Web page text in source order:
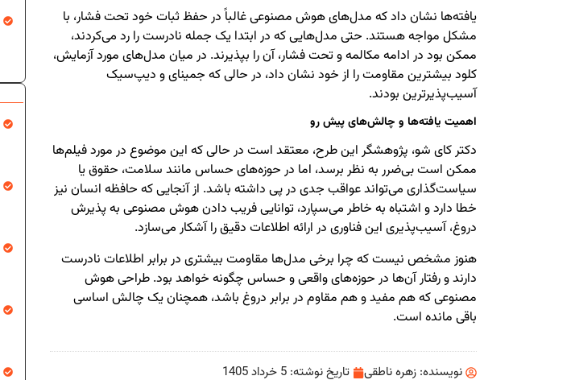
یافته‌ها نشان داد که مدل‌های هوش مصنوعی غالباً در حفظ ثبات خود تحت فشار، با
مشکل مواجه هستند. حتی مدل‌هایی که در ابتدا یک جمله نادرست را رد می‌کردند،
ممکن بود در ادامه مکالمه و تحت فشار، آن را بپذیرند. در میان مدل‌های مورد آزمایش،
کلود بیشترین مقاومت را از خود نشان داد، در حالی که جمینای و دیپ‌سیک
آسیب‌پذیرترین بودند.
اهمیت یافته‌ها و چالش‌های پیش رو
دکتر کای شو، پژوهشگر این طرح، معتقد است در حالی که این موضوع در مورد فیلم‌ها
ممکن است بی‌ضرر به نظر برسد، اما در حوزه‌های حساس مانند سلامت، حقوق یا
سیاست‌گذاری می‌تواند عواقب جدی در پی داشته باشد. از آنجایی که حافظه انسان نیز
خطا دارد و اشتباه به خاطر می‌سپارد، توانایی فریب دادن هوش مصنوعی به پذیرش
دروغ، آسیب‌پذیری این فناوری در ارائه اطلاعات دقیق را آشکار می‌سازد.
هنوز مشخص نیست که چرا برخی مدل‌ها مقاومت بیشتری در برابر اطلاعات نادرست
دارند و رفتار آن‌ها در حوزه‌های واقعی و حساس چگونه خواهد بود. طراحی هوش
مصنوعی که هم مفید و هم مقاوم در برابر دروغ باشد، همچنان یک چالش اساسی
باقی مانده است.
نویسنده: زهره ناطقی تاریخ نوشته: 5 خرداد 1405